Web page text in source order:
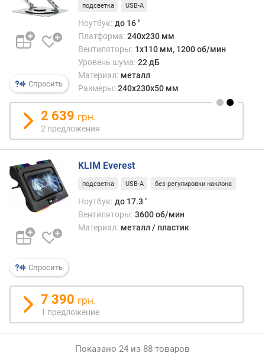
м
м
)
у
б
и
н
а
(
м
)
т
л
щ
н
а
в
Спросить
подсветка USB-A
Ноутбук: до 16 "
Платформа: 240x230 мм
Вентиляторы: 1х110 мм, 1200 об/мин
Уровень шума: 22 дБ
Материал: металл
Размеры: 240x230x50 мм
2 639 грн.
2 предложения
Спросить
KLIM Everest
подсветка USB-A без регулировки наклона
Ноутбук: до 17.3 "
Вентиляторы: 3600 об/мин
Материал: металл / пластик
7 390 грн.
1 предложение
Показано 24 из 88 товаров